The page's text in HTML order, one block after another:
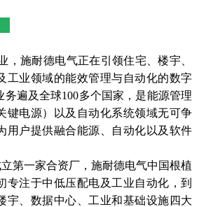
，施耐德电气正在引领住宅、楼宇、
工业领域的能效管理与自动化的数字
遍及全球100多个国家，是能源管理
键电源）以及自动化系统领域无可争
用户提供融合能源、自动化以及软件
第一家合资厂，施耐德电气中国根植
专注于中低压配电及工业自动化，到
宇、数据中心、工业和基础设施四大